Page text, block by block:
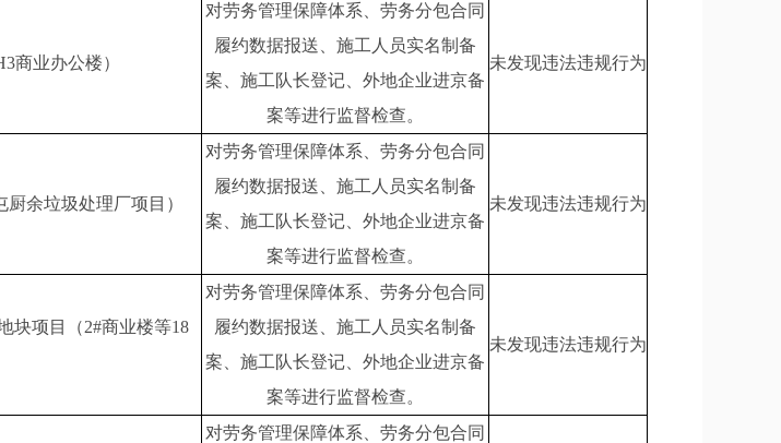
商业办公楼）
对劳务管理保障体系、劳务分包合同
履约数据报送、施工人员实名制备
案、施工队长登记、外地企业进京备
案等进行监督检查。
未发现违法违规行为
余垃圾处理厂项目）
对劳务管理保障体系、劳务分包合同
履约数据报送、施工人员实名制备
案、施工队长登记、外地企业进京备
案等进行监督检查。
未发现违法违规行为
块项目（2#商业楼等18
对劳务管理保障体系、劳务分包合同
履约数据报送、施工人员实名制备
案、施工队长登记、外地企业进京备
案等进行监督检查。
未发现违法违规行为
对劳务管理保障体系、劳务分包合同